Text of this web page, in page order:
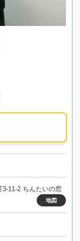
11-2 ちんたいの窓
地図